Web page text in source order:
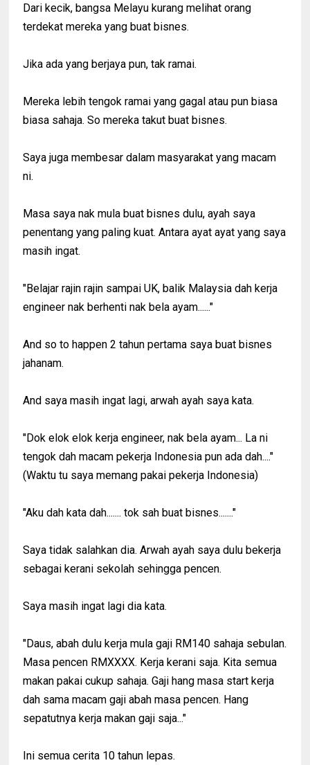
Dari kecik, bangsa Melayu kurang melihat orang
terdekat mereka yang buat bisnes.
Jika ada yang berjaya pun, tak ramai.
Mereka lebih tengok ramai yang gagal atau pun biasa
biasa sahaja. So mereka takut buat bisnes.
Saya juga membesar dalam masyarakat yang macam
ni.
Masa saya nak mula buat bisnes dulu, ayah saya
penentang yang paling kuat. Antara ayat ayat yang saya
masih ingat.
"Belajar rajin rajin sampai UK, balik Malaysia dah kerja
engineer nak berhenti nak bela ayam......"
And so to happen 2 tahun pertama saya buat bisnes
jahanam.
And saya masih ingat lagi, arwah ayah saya kata.
"Dok elok elok kerja engineer, nak bela ayam... La ni
tengok dah macam pekerja Indonesia pun ada dah...."
(Waktu tu saya memang pakai pekerja Indonesia)
"Aku dah kata dah....... tok sah buat bisnes......."
Saya tidak salahkan dia. Arwah ayah saya dulu bekerja
sebagai kerani sekolah sehingga pencen.
Saya masih ingat lagi dia kata.
"Daus, abah dulu kerja mula gaji RM140 sahaja sebulan.
Masa pencen RMXXXX. Kerja kerani saja. Kita semua
makan pakai cukup sahaja. Gaji hang masa start kerja
dah sama macam gaji abah masa pencen. Hang
sepatutnya kerja makan gaji saja..."
Ini semua cerita 10 tahun lepas.